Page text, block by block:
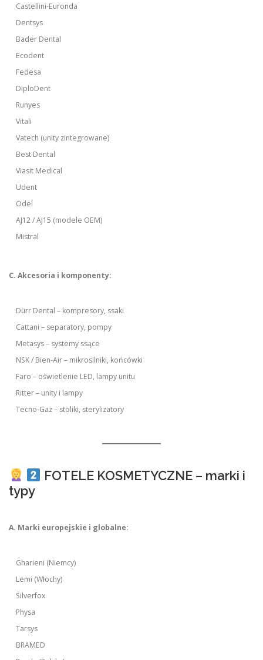
Castellini-Euronda
Dentsys
Bader Dental
Ecodent
Fedesa
DiploDent
Runyes
Vitali
Vatech (unity zintegrowane)
Best Dental
Viasit Medical
Udent
Odel
AJ12 / AJ15 (modele OEM)
Mistral
C. Akcesoria i komponenty:
Dürr Dental – kompresory, ssaki
Cattani – separatory, pompy
Metasys – systemy ssące
NSK / Bien-Air – mikrosilniki, końcówki
Faro – oświetlenie LED, lampy unitu
Ritter – unity i lampy
Tecno-Gaz – stoliki, sterylizatory
FOTELE KOSMETYCZNE – marki i
typy
A. Marki europejskie i globalne:
Gharieni (Niemcy)
Lemi (Włochy)
Silverfox
Physa
Tarsys
BRAMED